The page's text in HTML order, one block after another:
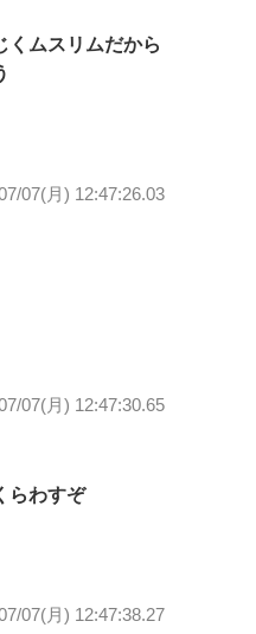
くムスリムだから
07(月) 12:47:26.03
07(月) 12:47:30.65
らわすぞ
07(月) 12:47:38.27